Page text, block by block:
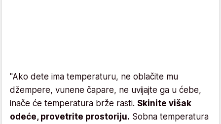
"Ako dete ima temperaturu, ne oblačite mu
džempere, vunene čapare, ne uvijajte ga u ćebe,
inače će temperatura brže rasti. Skinite višak
odeće, provetrite prostoriju. Sobna temperatura